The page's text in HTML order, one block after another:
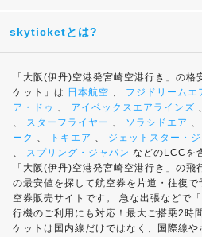
skyticketとは?
「大阪(伊丹)空港発宮崎空港行き」の
ケット」は 日本航空 、 フジドリームエ
ア・ドゥ 、 アイベックスエアラインズ
、 スターフライヤー 、 ソラシドエア 、
ーク 、 トキエア 、 ジェットスター・
、 スプリング・ジャパン などのLCCを
「大阪(伊丹)空港発宮崎空港行き」の
の最安値を探して航空券を片道・往復
空券販売サイトです。 急な出張などで
行機のご利用にも対応！最大ご搭乗2時
ケットは国内線だけではなく、国際線や